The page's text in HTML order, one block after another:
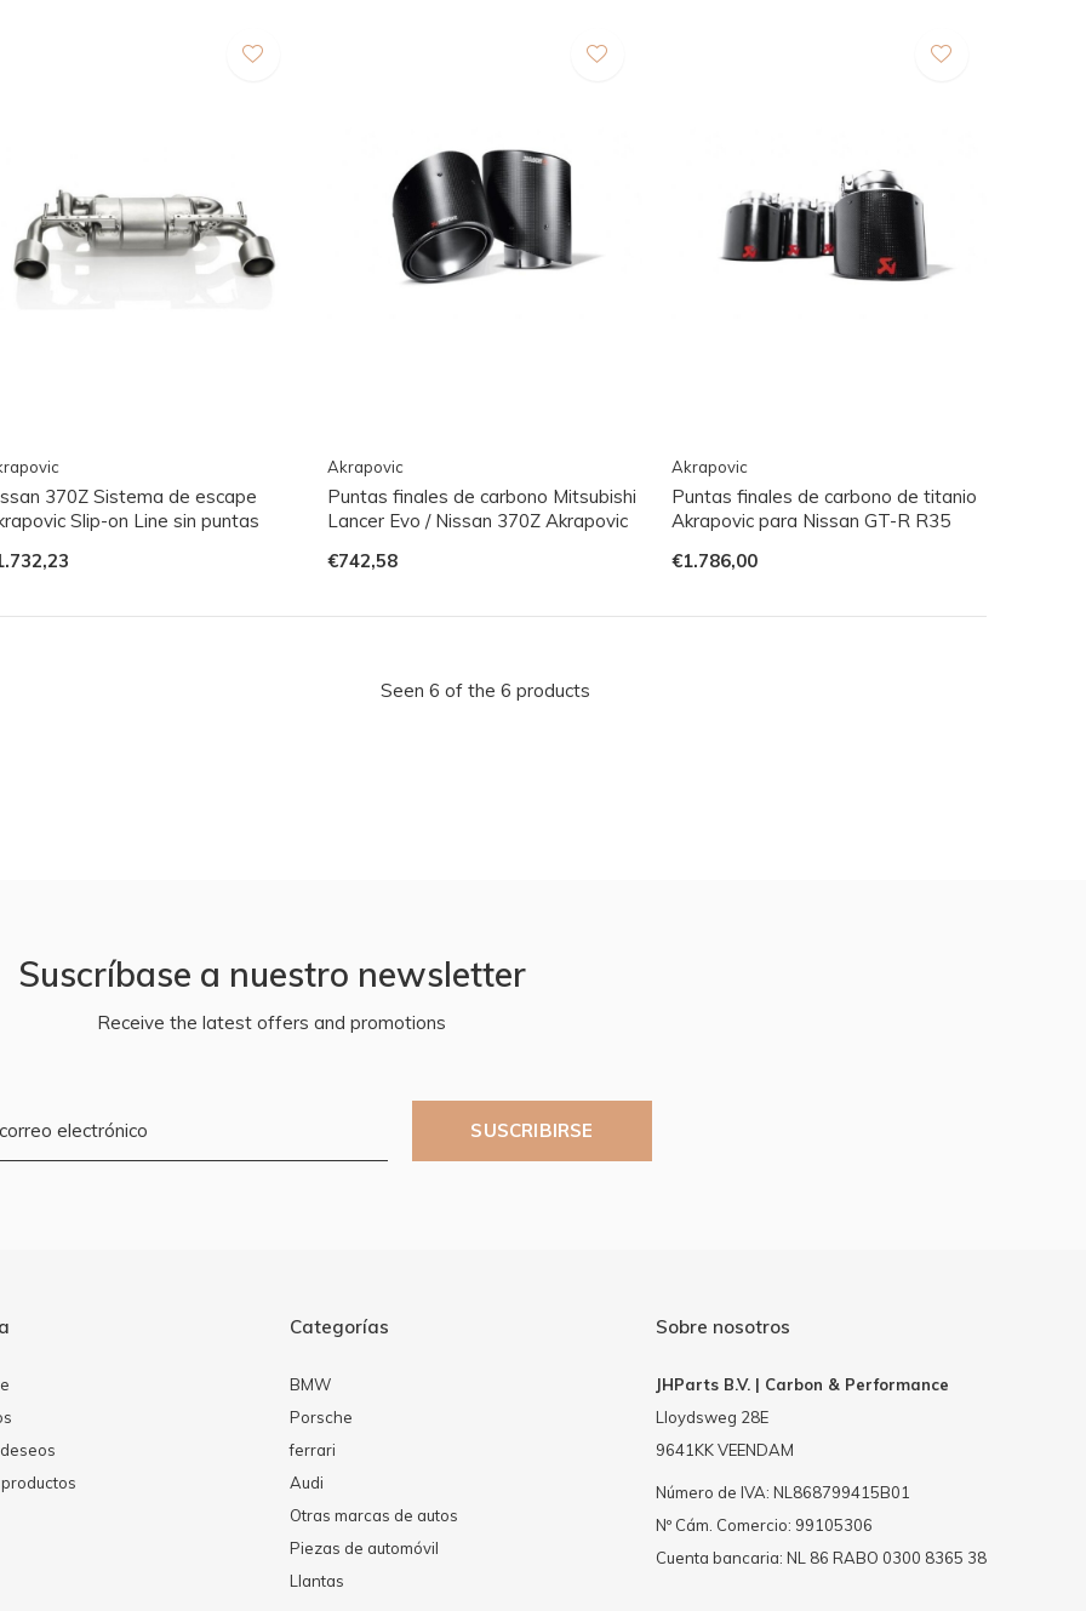
370Z Sistema de escape
Slip-on Line sin puntas
Akrapovic
Puntas finales de carbono Mitsubishi
Lancer Evo / Nissan 370Z Akrapovic
€742,58
Akrapovic
Puntas finales de carbono de titanio
Akrapovic para Nissan GT-R R35
€1.786,00
Seen 6 of the 6 products
Suscríbase a nuestro newsletter
Receive the latest offers and promotions
SUSCRIBIRSE
Categorías
BMW
Porsche
ferrari
Audi
Otras marcas de autos
Piezas de automóvil
Llantas
Sobre nosotros
JHParts B.V. | Carbon & Performance
Lloydsweg 28E
9641KK VEENDAM
Número de IVA: NL868799415B01
Nº Cám. Comercio: 99105306
Cuenta bancaria: NL 86 RABO 0300 8365 38